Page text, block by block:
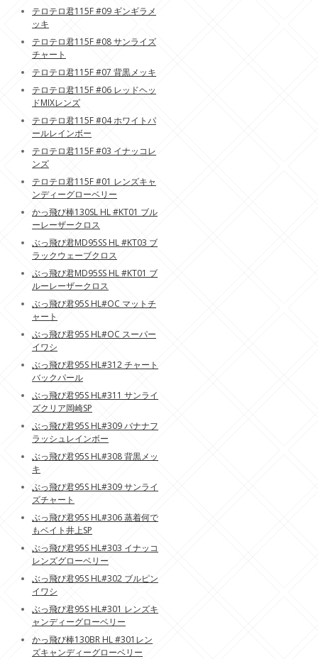
テロテロ君115F #09 ギンギラメ
ッキ
テロテロ君115F #08 サンライズ
チャート
テロテロ君115F #07 背黒メッキ
テロテロ君115F #06 レッドヘッ
ドMIXレンズ
テロテロ君115F #04 ホワイトパ
ールレインボー
テロテロ君115F #03 イナッコレ
ンズ
テロテロ君115F #01 レンズキャ
ンディーグローベリー
かっ飛び棒130SL HL #KT01 ブル
ーレーザークロス
ぶっ飛び君MD95SS HL #KT03 ブ
ラックウェーブクロス
ぶっ飛び君MD95SS HL #KT01 ブ
ルーレーザークロス
ぶっ飛び君95S HL#OC マットチ
ャート
ぶっ飛び君95S HL#OC スーパー
イワシ
ぶっ飛び君95S HL#312 チャート
バックパール
ぶっ飛び君95S HL#311 サンライ
ズクリア岡崎SP
ぶっ飛び君95S HL#309 バナナフ
ラッシュレインボー
ぶっ飛び君95S HL#308 背黒メッ
キ
ぶっ飛び君95S HL#309 サンライ
ズチャート
ぶっ飛び君95S HL#306 蒸着何で
もベイト井上SP
ぶっ飛び君95S HL#303 イナッコ
レンズグローベリー
ぶっ飛び君95S HL#302 ブルピン
イワシ
ぶっ飛び君95S HL#301 レンズキ
ャンディーグローベリー
かっ飛び棒130BR HL #301レン
ズキャンディーグローベリー